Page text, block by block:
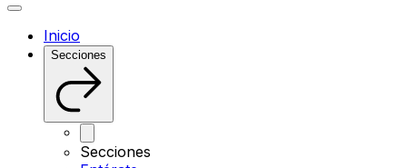
Inicio
Secciones
Secciones